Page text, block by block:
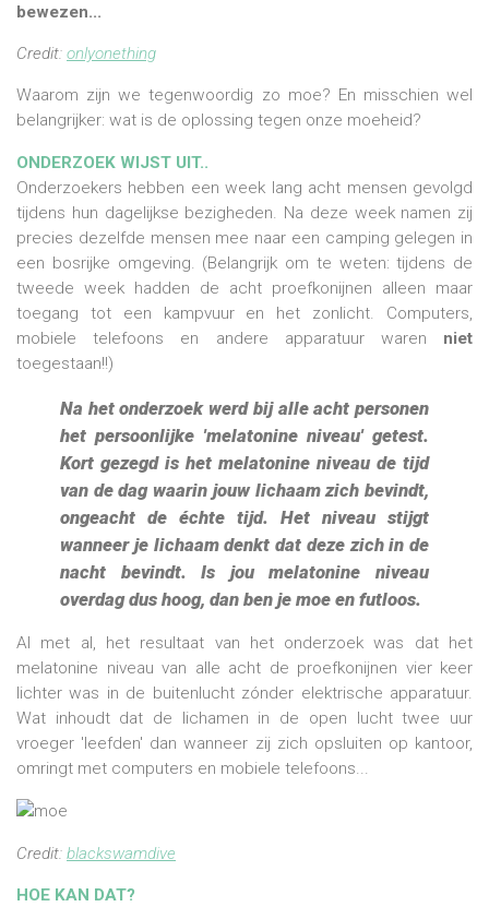
bewezen...
Credit: onlyonething
Waarom zijn we tegenwoordig zo moe? En misschien wel
belangrijker: wat is de oplossing tegen onze moeheid?
ONDERZOEK WIJST UIT..
Onderzoekers hebben een week lang acht mensen gevolgd
tijdens hun dagelijkse bezigheden. Na deze week namen zij
precies dezelfde mensen mee naar een camping gelegen in
een bosrijke omgeving. (Belangrijk om te weten: tijdens de
tweede week hadden de acht proefkonijnen alleen maar
toegang tot een kampvuur en het zonlicht. Computers,
mobiele telefoons en andere apparatuur waren niet
toegestaan!!)
Na het onderzoek werd bij alle acht personen
het persoonlijke 'melatonine niveau' getest.
Kort gezegd is het melatonine niveau de tijd
van de dag waarin jouw lichaam zich bevindt,
ongeacht de échte tijd. Het niveau stijgt
wanneer je lichaam denkt dat deze zich in de
nacht bevindt. Is jou melatonine niveau
overdag dus hoog, dan ben je moe en futloos.
Al met al, het resultaat van het onderzoek was dat het
melatonine niveau van alle acht de proefkonijnen vier keer
lichter was in de buitenlucht zónder elektrische apparatuur.
Wat inhoudt dat de lichamen in de open lucht twee uur
vroeger 'leefden' dan wanneer zij zich opsluiten op kantoor,
omringt met computers en mobiele telefoons...
Credit: blackswamdive
HOE KAN DAT?